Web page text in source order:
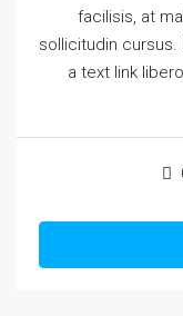
facilisis, at
sollicitudin
a text link